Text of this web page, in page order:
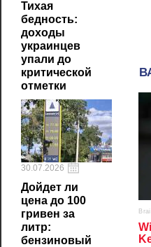
Тихая
бедность:
доходы
украинцев
упали до
критической
отметки
30.07.2026
Дойдет ли
цена до 100
гривен за
литр:
бензиновый